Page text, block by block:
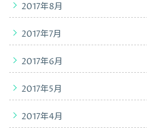
2017年8月
2017年7月
2017年6月
2017年5月
2017年4月